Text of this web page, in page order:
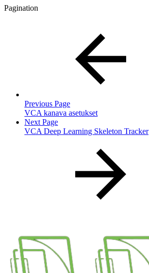
Pagination
Previous Page
VCA kanava asetukset
Next Page
VCA Deep Learning Skeleton Tracker